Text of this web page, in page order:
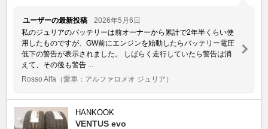
ユーザーの最新投稿
2026年5月6日
私のジュリアのバッテリーは前オーナーから累計で2年半くらい使
用したものですが、GW前にエンジンを始動したらバッテリー電圧
低下の警告が表示されました。 しばらく走行していたら警告は消
えて、その後も警告 ...
Rosso Alfa （愛車：アルファロメオ ジュリア）
HANKOOK
VENTUS evo